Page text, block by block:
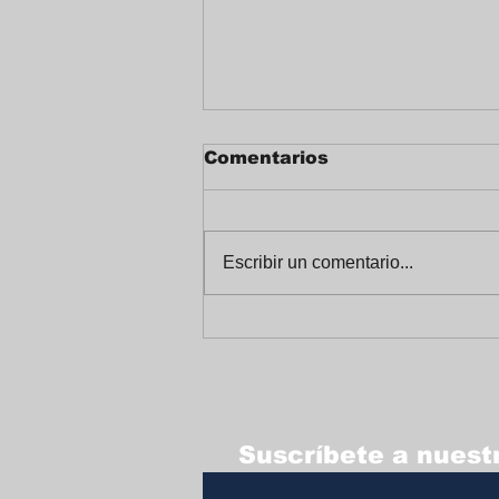
Comentarios
Escribir un comentario...
Suscríbete a